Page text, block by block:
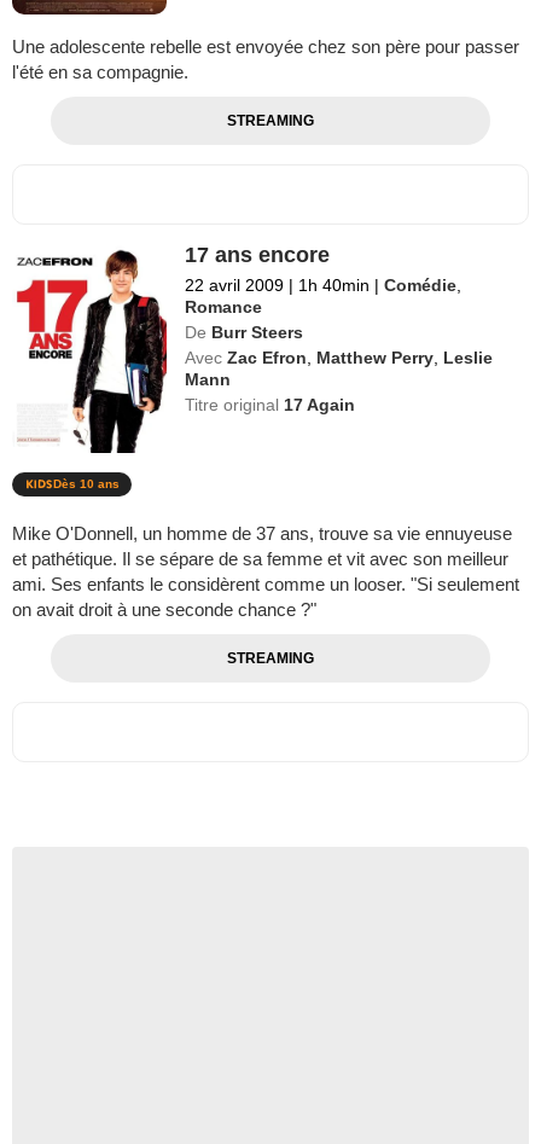
Une adolescente rebelle est envoyée chez son père pour passer
l'été en sa compagnie.
STREAMING
17 ans encore
22 avril 2009 | 1h 40min | Comédie
Romance
De Burr Steers
Avec Zac Efron Matthew Perry Leslie
Mann
Titre original 17 Again
Dès 10 ans
Mike O'Donnell, un homme de 37 ans, trouve sa vie ennuyeuse
et pathétique. Il se sépare de sa femme et vit avec son meilleur
ami. Ses enfants le considèrent comme un looser. "Si seulement
on avait droit à une seconde chance ?"
STREAMING